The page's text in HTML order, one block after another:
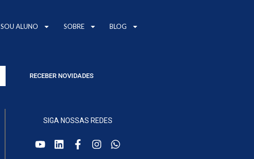
SOU ALUNO SOBRE BLOG
RECEBER NOVIDADES
SIGA NOSSAS REDES